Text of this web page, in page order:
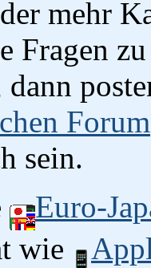
mehr
Fragen
dann
Forum
sein.
Euro-
wie